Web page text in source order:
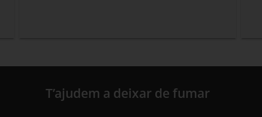
T’ajudem a deixar de fumar